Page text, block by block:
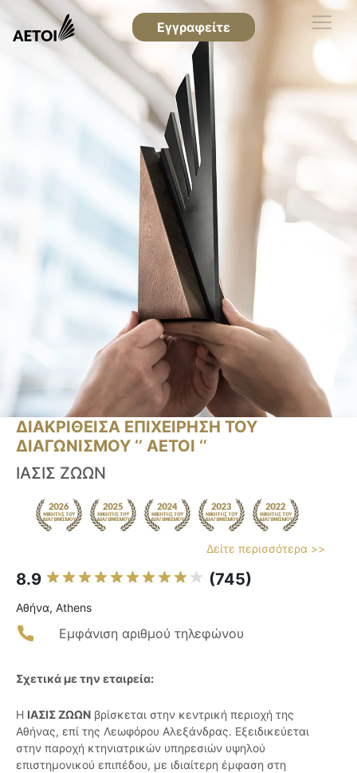
Εγγραφείτε
ΔΙΑΚΡΙΘΕΙΣΑ ΕΠΙΧΕΙΡΗΣΗ ΤΟΥ
ΔΙΑΓΩΝΙΣΜΟΥ ‘’ ΑΕΤΟΙ ‘’
ΙΑΣΙΣ ΖΩΩΝ
Δείτε περισσότερα >>
8.9 (745)
Αθήνα, Athens
Εμφάνιση αριθμού τηλεφώνου
Σχετικά με την εταιρεία:
Η ΙΑΣΙΣ ΖΩΩΝ βρίσκεται στην κεντρική περιοχή της
Αθήνας, επί της Λεωφόρου Αλεξάνδρας. Εξειδικεύεται
στην παροχή κτηνιατρικών υπηρεσιών υψηλού
επιστημονικού επιπέδου, με ιδιαίτερη έμφαση στη